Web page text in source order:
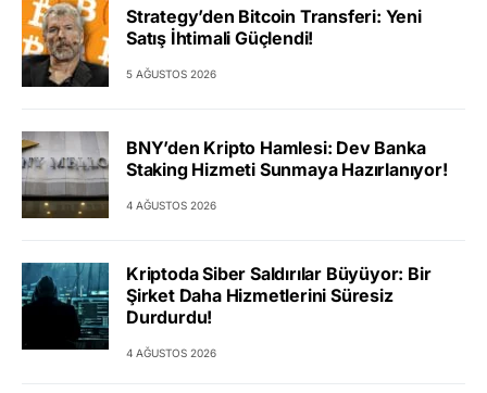
Strategy’den Bitcoin Transferi: Yeni
Satış İhtimali Güçlendi!
5 AĞUSTOS 2026
BNY’den Kripto Hamlesi: Dev Banka
Staking Hizmeti Sunmaya Hazırlanıyor!
4 AĞUSTOS 2026
Kriptoda Siber Saldırılar Büyüyor: Bir
Şirket Daha Hizmetlerini Süresiz
Durdurdu!
4 AĞUSTOS 2026